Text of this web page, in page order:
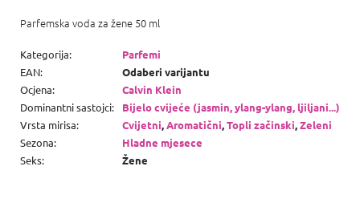
Parfemska voda za žene 50 ml
Kategorija:
Parfemi
EAN:
Odaberi varijantu
Ocjena:
Calvin Klein
Dominantni sastojci:
Bijelo cvijeće (jasmin, ylang-ylang, ljiljani...)
Vrsta mirisa: Cvijetni,Aromatični,Topli začinski,Zeleni
Sezona:
Hladne mjesece
Seks: Žene